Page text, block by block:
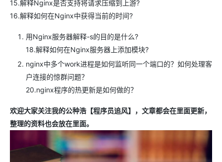
15.解释Nginx是否支持将请求压缩到上游?
16.解释如何在Nginx中获得当前的时间?
用Nginx服务器解释-s的目的是什么?
18.解释如何在Nginx服务器上添加模块?
nginx中多个work进程是如何监听同一个端口的？如何处理客
户连接的惊群问题？
20.nginx程序的热更新是如何做的？
欢迎大家关注我的公种浩【程序员追风】，文章都会在里面更新，
整理的资料也会放在里面。